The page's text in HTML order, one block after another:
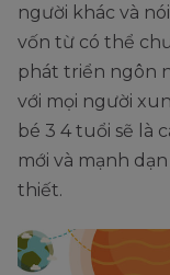
người khác và
vốn từ có thể
phát triển ngôn
với mọi người
bé 3 4 tuổi sẽ là
mới và mạnh
thiết.